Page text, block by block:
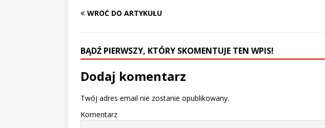
WRÓĆ DO ARTYKUŁU
BĄDŹ PIERWSZY, KTÓRY SKOMENTUJE TEN WPIS!
Dodaj komentarz
Twój adres email nie zostanie opublikowany.
Komentarz